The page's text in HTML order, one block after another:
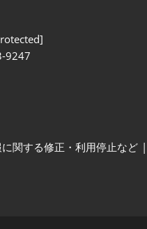
9247
関する修正・利用停止など